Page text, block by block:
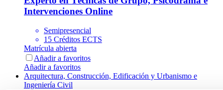
Intervenciones Online
Semipresencial
15 Créditos ECTS
Matrícula abierta
Añadir a favoritos
Añadir a favoritos
Arquitectura, Construcción, Edificación y Urbanismo e
Ingeniería Civil